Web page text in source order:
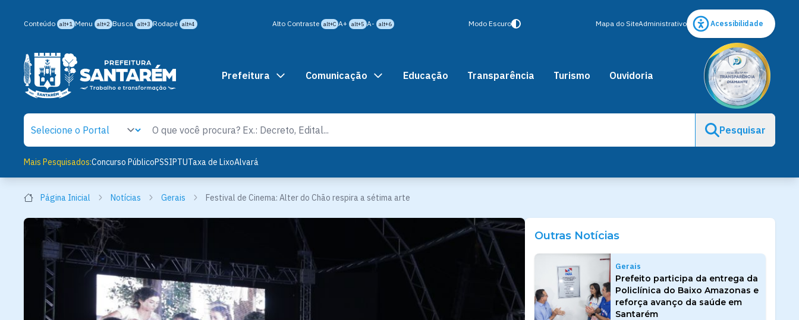
Conteúdo alt+1 Menu alt+2 Busca alt+3 Rodapé alt+4 Alto Contraste alt+C A+ alt+5 A- alt+6 Modo Escuro Mapa do SiteAdministrativo Acessibilidade
Prefeitura Comunicação Educação Transparência Turismo Ouvidoria
Pesquisar
Mais Pesquisados:Concurso PúblicoPSSIPTUTaxa de LixoAlvará
Página Inicial Notícias Gerais Festival de Cinema: Alter do Chão respira a sétima arte
Outras Notícias
Gerais
Prefeito participa da entrega da
Policlínica do Baixo Amazonas e
reforça avanço da saúde em
Santarém